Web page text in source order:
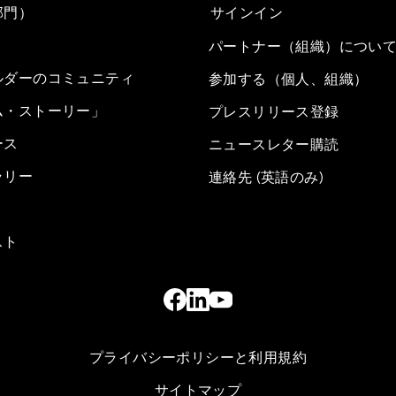
）
ーのコミュニティ
ストーリー」
リー
サインイン
パートナー（組織）につい
参加する（個人、組織）
プレスリリース登録
ニュースレター購読
連絡先 (英語のみ)
プライバシーポリシーと利用規約
サイトマップ